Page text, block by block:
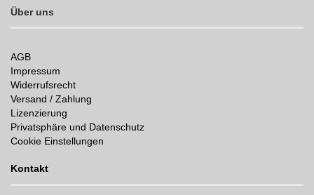
Über uns
AGB
Impressum
Widerrufsrecht
Versand / Zahlung
Lizenzierung
Privatsphäre und Datenschutz
Cookie Einstellungen
Kontakt